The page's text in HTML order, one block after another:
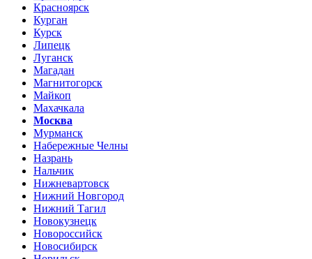
Красноярск
Курган
Курск
Липецк
Луганск
Магадан
Магнитогорск
Майкоп
Махачкала
Москва
Мурманск
Набережные Челны
Назрань
Нальчик
Нижневартовск
Нижний Новгород
Нижний Тагил
Новокузнецк
Новороссийск
Новосибирск